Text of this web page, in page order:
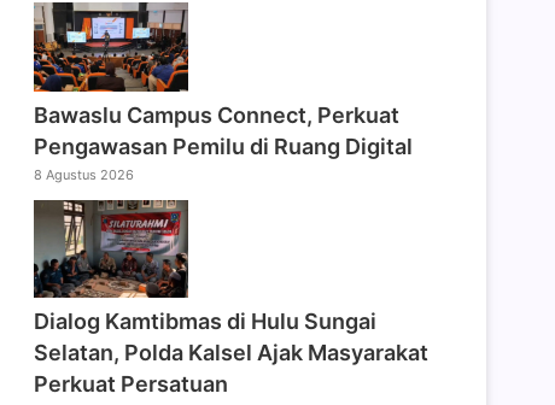
Bawaslu Campus Connect, Perkuat
Pengawasan Pemilu di Ruang Digital
8 Agustus 2026
Dialog Kamtibmas di Hulu Sungai
Selatan, Polda Kalsel Ajak Masyarakat
Perkuat Persatuan